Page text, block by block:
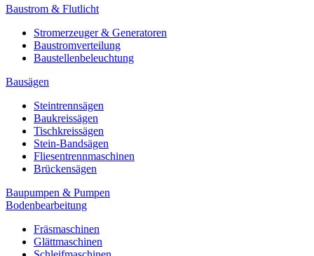
Baustrom & Flutlicht
Stromerzeuger & Generatoren
Baustromverteilung
Baustellenbeleuchtung
Bausägen
Steintrennsägen
Baukreissägen
Tischkreissägen
Stein-Bandsägen
Fliesentrennmaschinen
Brückensägen
Baupumpen & Pumpen
Bodenbearbeitung
Fräsmaschinen
Glättmaschinen